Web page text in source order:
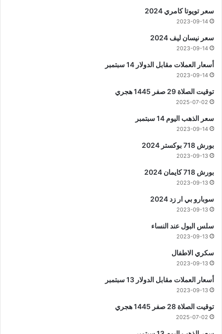
سعر تويوتا كامري 2024
2023-09-14
سعر نيسان ليف 2024
2023-09-14
أسعار العملات مقابل الدولار 14 سبتمبر
2023-09-14
توقيت الصلاة 29 صفر 1445 هجري
2025-07-02
سعر الذهب اليوم 14 سبتمبر
2023-09-14
بورش 718 بوكستر 2024
2023-09-13
بورش 718 كايمان 2024
2023-09-13
سوبارو بي ار زد 2024
2023-09-13
سلس البول عند النساء
2023-09-13
سكري الاطفال
2023-09-13
أسعار العملات مقابل الدولار 13 سبتمبر
2023-09-13
توقيت الصلاة 28 صفر 1445 هجري
2025-07-02